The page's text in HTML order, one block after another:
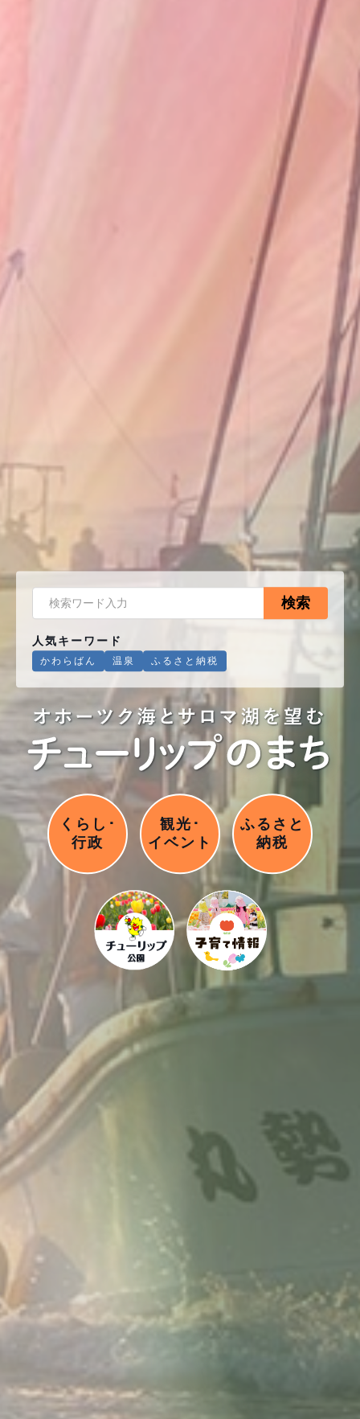
検索
人気キーワード
かわらばん 温泉 ふるさと納税
くらし･
行政
観光･
イベント
ふるさと
納税